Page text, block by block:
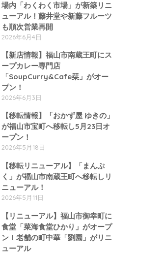
場内「わくわく市場」が新築リニ
ューアル！藤井堂や新藤フルーツ
も順次営業再開
2026年6月4日
【新店情報】福山市南蔵王町にス
ープカレー専門店
「SoupCurry&Cafe栞」がオー
プン！
2026年6月3日
【移転情報】「おかず屋 ゆきの」
が福山市宝町へ移転し5月23日オ
ープン！
2026年5月18日
【移転リニューアル】「まんぷ
く」が福山市南蔵王町へ移転しリ
ニューアル！
2026年5月11日
【リニューアル】福山市御幸町に
食堂「菜海食堂ひかり」がオープ
ン！老舗の町中華「劉園」がリニ
ューアル